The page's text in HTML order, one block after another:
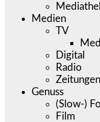
Medien
TV
Digital
Radio
Zeitungen
Genuss
(Slow-)
Film